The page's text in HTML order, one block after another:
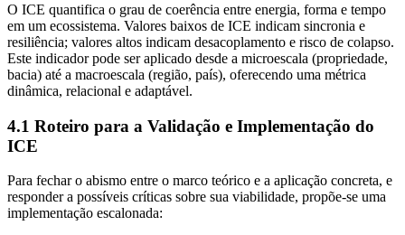
O ICE quantifica o grau de coerência entre energia, forma e tempo
em um ecossistema. Valores baixos de ICE indicam sincronia e
resiliência; valores altos indicam desacoplamento e risco de colapso.
Este indicador pode ser aplicado desde a microescala (propriedade,
bacia) até a macroescala (região, país), oferecendo uma métrica
dinâmica, relacional e adaptável.
4.1 Roteiro para a Validação e Implementação do
ICE
Para fechar o abismo entre o marco teórico e a aplicação concreta, e
responder a possíveis críticas sobre sua viabilidade, propõe-se uma
implementação escalonada: